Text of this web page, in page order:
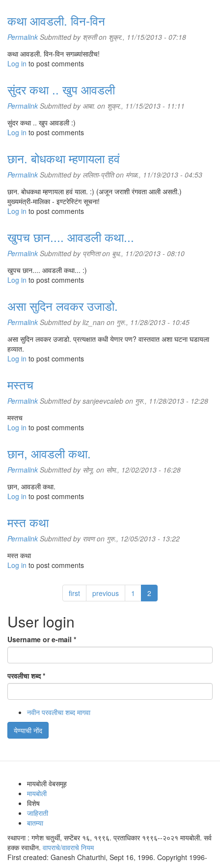
कथा आवडली. विन-विन
Permalink Submitted by श्रुतीon शुक्र., 11/15/2013 - 07:18
कथा आवडली. विन-विन सगळ्यांसाठीच!
Log in to post comments
सुंदर कथा .. खुप आवडली
Permalink Submitted by आबा. on शुक्र., 11/15/2013 - 11:11
सुंदर कथा .. खुप आवडली :)
Log in to post comments
छान. बोधकथा म्हणायला हवं
Permalink Submitted by ललिता-प्रीतिon मंगळ., 11/19/2013 - 04:53
छान. बोधकथा म्हणायला हवं याला. :) (अजून जराशी रंगवता आली असती.)
मुख्यमंत्री-मालिका - इण्टरेस्टिंग सूचना!
Log in to post comments
खुपच छान.... आवडली कथा...
Permalink Submitted by प्रणिताon बुध., 11/20/2013 - 08:10
खुपच छान.... आवडली कथा... :)
Log in to post comments
असा सुदिन लवकर उजाडो.
Permalink Submitted byliz_nan on गुरु., 11/28/2013 - 10:45
असा सुदिन लवकर उजाडो. प्रत्यक्षात कधी येणार पण? वास्तवात अशा घटना घडायला
हव्यात.
Log in to post comments
मस्तच
Permalink Submitted bysanjeevcaleb on गुरु., 11/28/2013 - 12:28
मस्तच
Log in to post comments
छान, आवडली कथा.
Permalink Submitted by सोनू. on सोम., 12/02/2013 - 16:28
छान, आवडली कथा.
Log in to post comments
मस्त कथा
Permalink Submitted by रावणon गुरु., 12/05/2013 - 13:22
मस्त कथा
Log in to post comments
first previous 1 2
User login
Username or e-mail *
परवलीचा शब्द*
नवीन परवलीचा शब्द मागवा
येण्याची नोंद
मायबोली वेबसमूह
मायबोली
विशेष
जाहिराती
बातम्या
स्थापना : गणेश चतुर्थी, सप्टेंबर १६, १९९६. प्रताधिकार १९९६--२०२१ मायबोली. सर्व
हक्क स्वाधीन. वापराचे/वावराचे नियम
First created: Ganesh Chaturthi, Sept 16, 1996. Copyright 1996-